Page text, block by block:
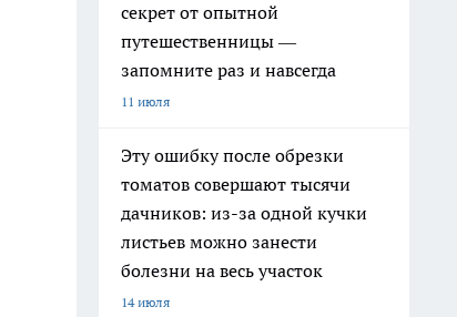
секрет от опытной
путешественницы —
запомните раз и навсегда
11 июля
Эту ошибку после обрезки
томатов совершают тысячи
дачников: из-за одной кучки
листьев можно занести
болезни на весь участок
14 июля